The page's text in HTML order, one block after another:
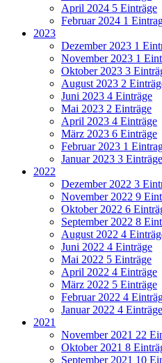
April 2024 5 Einträge
Februar 2024 1
2023
Dezember 2023 1
November 2023 1
Oktober 2023 3
August 2023 2
Juni 2023 4 Einträge
Mai 2023 2 Einträge
April 2023 4 Einträge
März 2023 6 Einträge
Februar 2023 1
Januar 2023 3 Einträge
2022
Dezember 2022 3
November 2022 9
Oktober 2022 6
September 2022 8
August 2022 4
Juni 2022 4 Einträge
Mai 2022 5 Einträge
April 2022 4 Einträge
März 2022 5 Einträge
Februar 2022 4
Januar 2022 4 Einträge
2021
November 2021 22
Oktober 2021 8
September 2021 10